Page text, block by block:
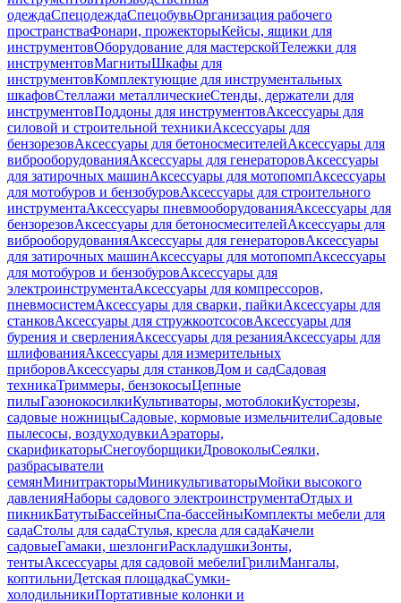
одеждаСпецодеждаСпецобувьОрганизация рабочего
пространстваФонари, прожекторыКейсы, ящики для
инструментовОборудование для мастерскойТележки для
инструментовМагнитыШкафы для
инструментовКомплектующие для инструментальных
шкафовСтеллажи металлическиеСтенды, держатели для
инструментовПоддоны для инструментовАксессуары для
силовой и строительной техникиАксессуары для
бензорезовАксессуары для бетоносмесителейАксессуары для
виброоборудованияАксессуары для генераторовАксессуары
для затирочных машинАксессуары для мотопомпАксессуары
для мотобуров и бензобуровАксессуары для строительного
инструментаАксессуары пневмооборудованияАксессуары для
бензорезовАксессуары для бетоносмесителейАксессуары для
виброоборудованияАксессуары для генераторовАксессуары
для затирочных машинАксессуары для мотопомпАксессуары
для мотобуров и бензобуровАксессуары для
электроинструментаАксессуары для компрессоров,
пневмосистемАксессуары для сварки, пайкиАксессуары для
станковАксессуары для стружкоотсосовАксессуары для
бурения и сверленияАксессуары для резанияАксессуары для
шлифованияАксессуары для измерительных
приборовАксессуары для станковДом и садСадовая
техникаТриммеры, бензокосыЦепные
пилыГазонокосилкиКультиваторы, мотоблокиКусторезы,
садовые ножницыСадовые, кормовые измельчителиСадовые
пылесосы, воздуходувкиАэраторы,
скарификаторыСнегоуборщикиДровоколыСеялки,
разбрасыватели
семянМинитракторыМиникультиваторыМойки высокого
давленияНаборы садового электроинструментаОтдых и
пикникБатутыБассейныСпа-бассейныКомплекты мебели для
садаСтолы для садаСтулья, кресла для садаКачели
садовыеГамаки, шезлонгиРаскладушкиЗонты,
тентыАксессуары для садовой мебелиГрилиМангалы,
коптильниДетская площадкаСумки-
холодильникиПортативные колонки и